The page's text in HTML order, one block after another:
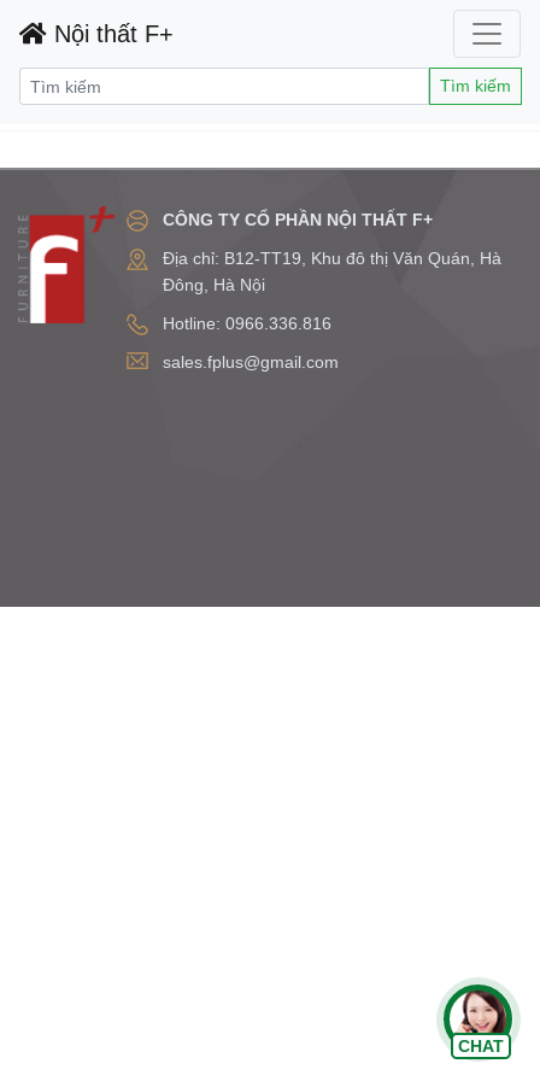
Nội thất F+
Tìm kiếm
CÔNG TY CỔ PHẦN NỘI THẤT F+
Địa chỉ: B12-TT19, Khu đô thị Văn Quán, Hà
Đông, Hà Nội
Hotline: 0966.336.816
sales.fplus@gmail.com
CHAT